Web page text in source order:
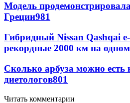
Модель
Греции981
Гибридный Nissan Qashqai
рекордные 2000 км на
Сколько арбуза можно есть
диетологов801
Читать комментарии